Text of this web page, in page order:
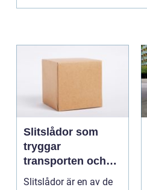
Slitslådor som
tryggar
transporten och
stärker varumärket
Slitslådor är en av de